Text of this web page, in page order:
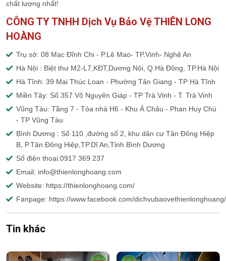
chất lượng nhất!
CÔNG TY TNHH Dịch Vụ Bảo Vệ THIÊN LONG
HOÀNG
Trụ sở: 08 Mạc Đĩnh Chi - P.Lê Mao- TP.Vinh- Nghệ An
Hà Nội : Biệt thư M2-L7,KĐT,Dương Nội, Q.Hà Đông, TP.Hà Nội
Hà Tĩnh: 39 Mai Thúc Loan - Phường Tân Giang - TP Hà Tĩnh
Miền Tây: Số 357 Võ Nguyên Giáp - TP Trà Vinh - T. Trà Vinh
Vũng Tàu: Tầng 7 - Tòa nhà H6 - Khu Á Châu - Phan Huy Chú
- TP Vũng Tàu
Bình Dương : Số 110 ,đường số 2, khu dân cư Tân Đông Hiệp
B, P.Tân Đông Hiệp,TP.Dĩ An,Tỉnh Bình Dương
Số điện thoại:0917 369 237
Email: info@thienlonghoang.com
Website: https://thienlonghoang.com/
Fanpage: https://www.facebook.com/dichvubaovethienlonghoang/
Tin khác